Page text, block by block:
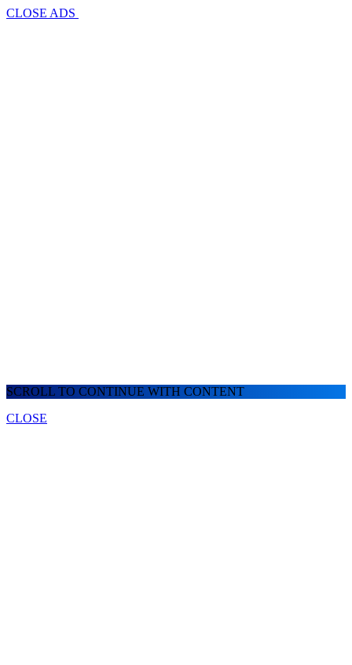
CLOSE ADS
SCROLL TO CONTINUE WITH CONTENT
CLOSE